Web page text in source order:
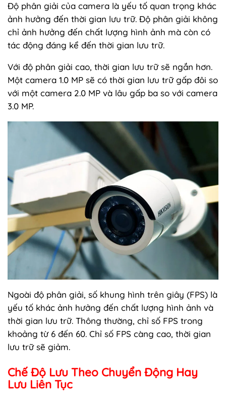
Độ phân giải của camera là yếu tố quan trọng khác
ảnh hưởng đến thời gian lưu trữ. Độ phân giải không
chỉ ảnh hưởng đến chất lượng hình ảnh mà còn có
tác động đáng kể đến thời gian lưu trữ.
Với độ phân giải cao, thời gian lưu trữ sẽ ngắn hơn.
Một camera 1.0 MP sẽ có thời gian lưu trữ gấp đôi so
với một camera 2.0 MP và lâu gấp ba so với camera
3.0 MP.
Ngoài độ phân giải, số khung hình trên giây (FPS) là
yếu tố khác ảnh hưởng đến chất lượng hình ảnh và
thời gian lưu trữ. Thông thường, chỉ số FPS trong
khoảng từ 6 đến 60. Chỉ số FPS càng cao, thời gian
lưu trữ sẽ giảm.
Chế Độ Lưu Theo Chuyển Động Hay
Lưu Liên Tục